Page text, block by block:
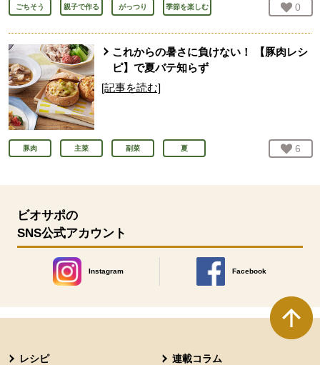
ごちそう 親子で作る がっつり 季節を楽しむ お気
0
これからの暑さに負けない！ 【豚肉レシ
ピ】で夏バテ知らず
[記事を読む]
豚肉 主菜 副菜 夏 お気
6
ビオサポの
SNS公式アカウント
Instagram
別のウィンドウで開きます。
Facebook
別のウィンドウで開きます
レシピ 連載コラム